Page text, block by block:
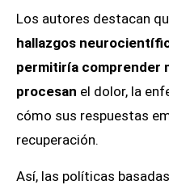
Los autores destacan
hallazgos
permitiría comprender
procesan el dolor, la
cómo sus respuestas
recuperación.
Así, las políticas